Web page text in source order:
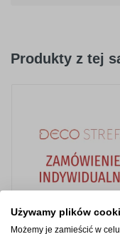
Produkty z tej
Używamy plików
Możemy je zamieścić w